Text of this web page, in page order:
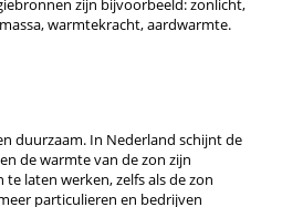
zijn bijvoorbeeld: zonlicht,
warmtekracht, aardwarmte.
duurzaam. In Nederland schijnt de
de warmte van de zon zijn
laten werken, zelfs als de zon
particulieren en bedrijven